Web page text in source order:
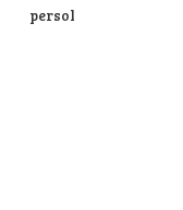
persol